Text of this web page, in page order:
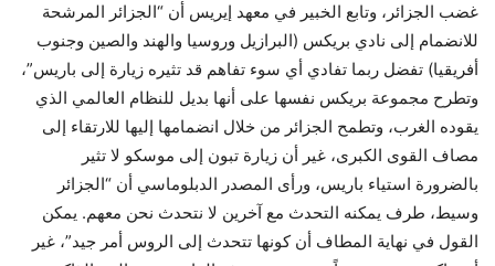
غضب الجزائر، وتابع الخبير في معهد إيريس أن “الجزائر المرشحة
للانضمام إلى نادي بريكس (البرازيل وروسيا والهند والصين وجنوب
أفريقيا) تفضل ربما تفادي أي سوء تفاهم قد تثيره زيارة إلى باريس”،
وتطرح مجموعة بريكس نفسها على أنها بديل للنظام العالمي الذي
يقوده الغرب، وتطمح الجزائر من خلال انضمامها إليها للارتقاء إلى
مصاف القوى الكبرى، غير أن زيارة تبون إلى موسكو لا تثير
بالضرورة استياء باريس، ورأى المصدر الدبلوماسي أن “الجزائر
وسيط، طرف يمكنه التحدث مع آخرين لا نتحدث نحن معهم. يمكن
القول في نهاية المطاف أن كونها تتحدث إلى الروس أمر جيد”، غير